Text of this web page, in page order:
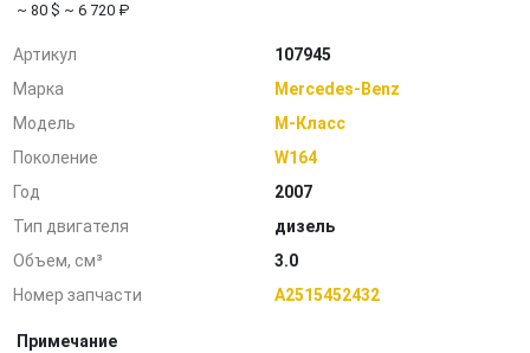
~ 80 $ ~ 6 720 ₽
Артикул
107945
Марка
Mercedes-Benz
Модель
M-Класс
Поколение
W164
Год
2007
Тип двигателя
дизель
Объем, см³
3.0
Номер запчасти
A2515452432
Примечание